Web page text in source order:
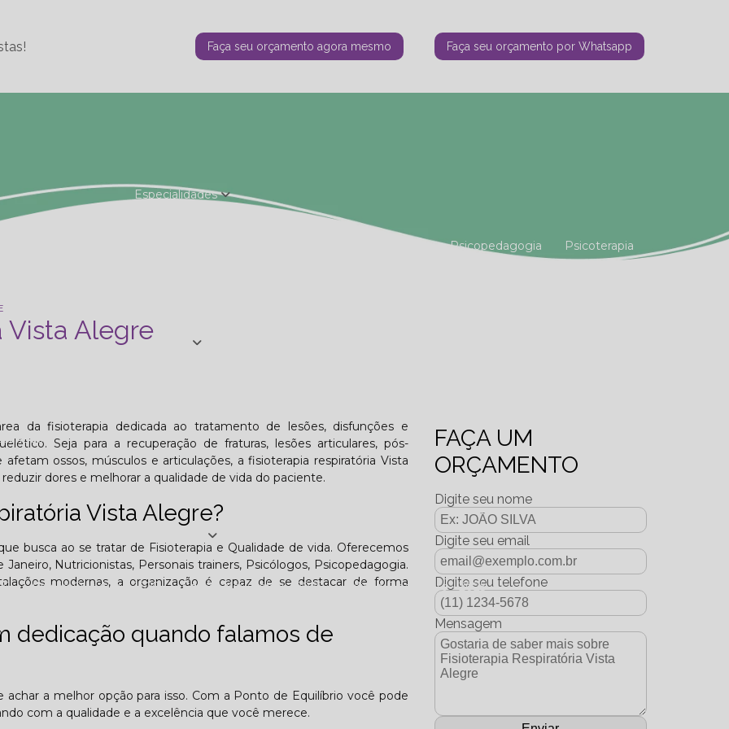
Faça seu orçamento agora mesmo Faça seu orçamento por Whatsapp
Especialidades
Psicopedagogia Psicoterapia
Edição Outubro - 2025 Edição Novembro - 2025 Edição Dezembro - 2025
Vista Alegre
da fisioterapia dedicada ao tratamento de lesões, disfunções e
Seja para a recuperação de fraturas, lesões articulares, pós-
ossos, músculos e articulações, a fisioterapia respiratória Vista
dores e melhorar a qualidade de vida do paciente.
Vista Alegre?
busca ao se tratar de Fisioterapia e Qualidade de vida. Oferecemos
Nutricionistas, Personais trainers, Psicólogos, Psicopedagogia.
modernas, a organização é capaz de se destacar de forma
dedicação quando falamos de
achar a melhor opção para isso. Com a Ponto de Equilíbrio você pode
com a qualidade e a excelência que você merece.
FAÇA UM
ORÇAMENTO
Digite seu nome
Digite seu email
Digite seu telefone
Mensagem